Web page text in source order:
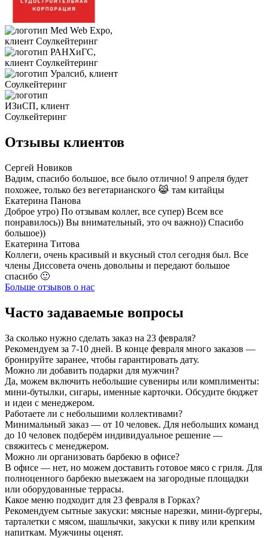
Отзывы клиентов
Сергей Новиков
Вадим, спасибо большое, все было отлично! 9 апреля будет
похожее, только без вегетарианского 😹 там китайцы
Екатерина Панова
Доброе утро) По отзывам коллег, все супер) Всем все
понравилось)) Вы внимательный, это оч важно)) Спасибо
большое))
Екатерина Титова
Коллеги, очень красивый и вкусный стол сегодня был. Все
члены Диссовета очень довольны и передают большое
спасибо 🙂
Больше отзывов о нас
Часто задаваемые вопросы
За сколько нужно сделать заказ на 23 февраля?
Рекомендуем за 7-10 дней. В конце февраля много заказов —
бронируйте заранее, чтобы гарантировать дату.
Можно ли добавить подарки для мужчин?
Да, можем включить небольшие сувениры или комплименты:
мини-бутылки, сигары, именные карточки. Обсудите бюджет
и идеи с менеджером.
Работаете ли с небольшими коллективами?
Минимальный заказ — от 10 человек. Для небольших команд
до 10 человек подберём индивидуальное решение —
свяжитесь с менеджером.
Можно ли организовать барбекю в офисе?
В офисе — нет, но можем доставить готовое мясо с гриля. Для
полноценного барбекю выезжаем на загородные площадки
или оборудованные террасы.
Какое меню подходит для 23 февраля в Горках?
Рекомендуем сытные закуски: мясные нарезки, мини-бургеры,
тарталетки с мясом, шашлычки, закуски к пиву или крепким
напиткам. Мужчины оценят.